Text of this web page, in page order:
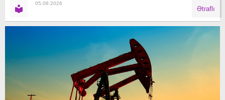
05.08.2026
Ətraflı